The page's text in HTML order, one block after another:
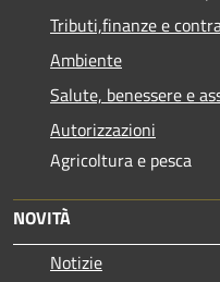
Tributi,finanze e
Ambiente
Salute, benessere e
Autorizzazioni
Agricoltura e pesca
NOVITÀ
Notizie